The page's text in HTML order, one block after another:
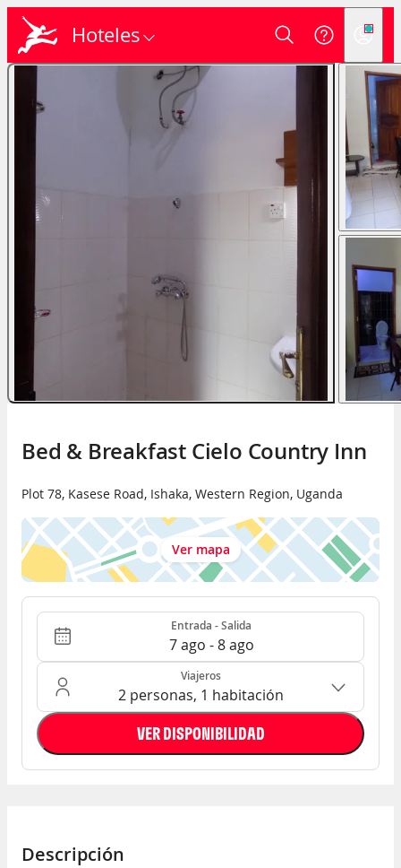
Hoteles
Bed & Breakfast Cielo Country Inn
Plot 78, Kasese Road, Ishaka, Western Region, Uganda
Ver mapa
Entrada - Salida Entrada - Salida
7 ago - 8 ago
Ocupación: 2 personas, 1 habitación
Viajeros
2 personas, 1 habitación
VER DISPONIBILIDAD
Descripción